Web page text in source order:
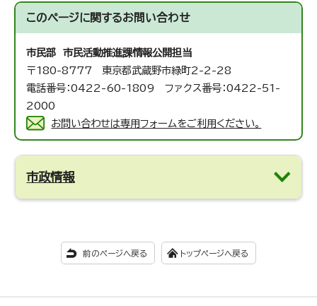
このページに関するお問い合わせ
市民部 市民活動推進課情報公開担当
〒180-8777 東京都武蔵野市緑町2-2-28
電話番号：0422-60-1809 ファクス番号：0422-51-
2000
お問い合わせは専用フォームをご利用ください。
市政情報
前のページへ戻る トップページへ戻る